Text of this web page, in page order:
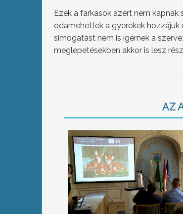
Ezek a farkasok azért nem kapnak
odamehettek a gyerekek
simogatást nem is ígérnek a
meglepetésekben akkor is lesz
AZ